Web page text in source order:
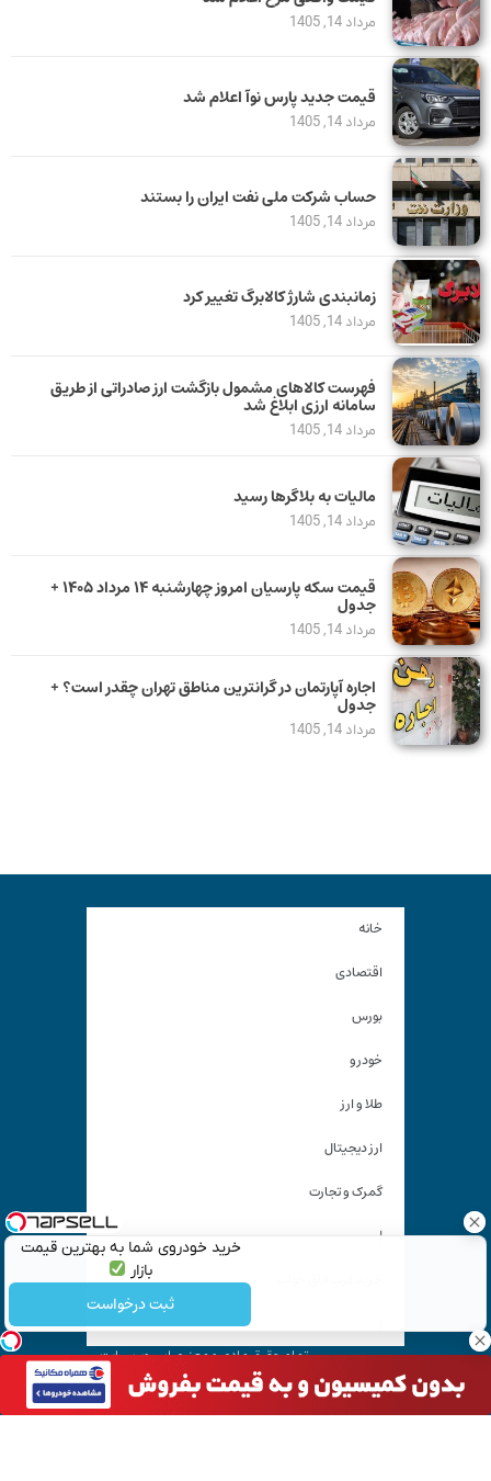
خرید خودروی شما به بهترین قیمت
بازار
ثبت درخواست
مرداد 14, 1405
قیمت جدید پارس نوآ اعلام شد
مرداد 14, 1405
حساب‌ شرکت ملی نفت ایران را بستند
مرداد 14, 1405
زمانبندی شارژ کالابرگ تغییر کرد
مرداد 14, 1405
فهرست کالاهای مشمول بازگشت ارز صادراتی از طریق
سامانه ارزی ابلاغ شد
مرداد 14, 1405
مالیات به بلاگرها رسید
مرداد 14, 1405
قیمت سکه پارسیان امروز چهارشنبه ۱۴ مرداد ۱۴۰۵ +
جدول
مرداد 14, 1405
اجاره آپارتمان در گرانترین مناطق تهران چقدر است؟ +
جدول
مرداد 14, 1405
خانه
اقتصادی
بورس
خودرو
طلا و ارز
ارز دیجیتال
گمرک و تجارت
|
تمام حقوق مادی و معنوی این وب سایت
متعلق به «
کیان آنلاین
» است و استفاده غیر قانونی از آن پیگرد
قانونی دارد.